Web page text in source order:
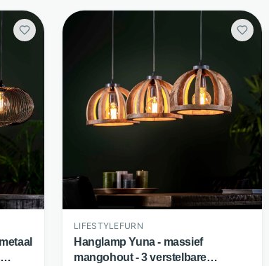
LIFESTYLEFURN
Hanglamp Yuna - massief
mangohout - 3 verstelbare